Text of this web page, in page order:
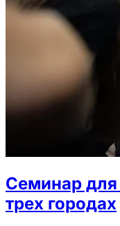
Семинар
трех городах